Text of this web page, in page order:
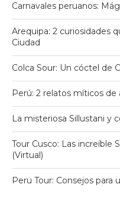
Carnavales peruanos:
Arequipa: 2 curiosidades
Ciudad
Colca Sour: Un cóctel de
Perú: 2 relatos míticos de
La misteriosa Sillustani y
Tour Cusco: Las increíble
(Virtual)
Peru Tour: Consejos para